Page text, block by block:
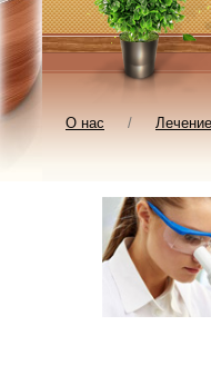
О нас / Лечение